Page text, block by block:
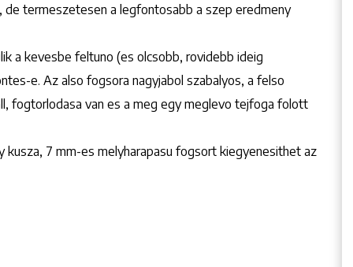
termeszetesen a legfontosabb a szep eredmeny
a kevesbe feltuno (es olcsobb, rovidebb ideig
e. Az also fogsora nagyjabol szabalyos, a felso
fogtorlodasa van es a meg egy meglevo tejfoga folott
kusza, 7 mm-es melyharapasu fogsort kiegyenesithet az